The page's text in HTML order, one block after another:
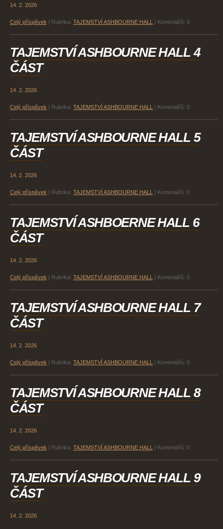
14. 2. 2026
Celý příspěvek Rubrika: TAJEMSTVÍ ASHBOURNE HALL Komentářů: 0
TAJEMSTVÍ ASHBOURNE HALL 4
ČÁST
14. 2. 2026
Celý příspěvek Rubrika: TAJEMSTVÍ ASHBOURNE HALL Komentářů: 0
TAJEMSTVÍ ASHBOURNE HALL 5
ČÁST
14. 2. 2026
Celý příspěvek Rubrika: TAJEMSTVÍ ASHBOURNE HALL Komentářů: 0
TAJEMSTVÍ ASHBOERNE HALL 6
ČÁST
14. 2. 2026
Celý příspěvek Rubrika: TAJEMSTVÍ ASHBOURNE HALL Komentářů: 0
TAJEMSTVÍ ASHBOURNE HALL 7
ČÁST
14. 2. 2026
Celý příspěvek Rubrika: TAJEMSTVÍ ASHBOURNE HALL Komentářů: 0
TAJEMSTVÍ ASHBOURNE HALL 8
ČÁST
14. 2. 2026
Celý příspěvek Rubrika: TAJEMSTVÍ ASHBOURNE HALL Komentářů: 0
TAJEMSTVÍ ASHBOURNE HALL 9
ČÁST
14. 2. 2026